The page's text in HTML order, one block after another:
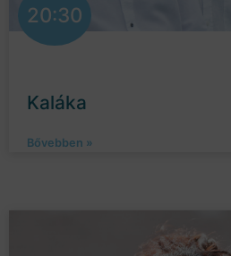
20:30
Kaláka
Bővebben »